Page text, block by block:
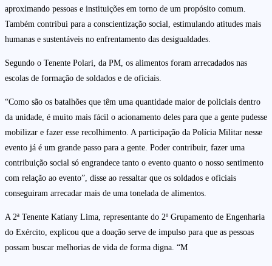
aproximando pessoas e instituições em torno de um propósito comum.
Também contribui para a conscientização social, estimulando atitudes mais
humanas e sustentáveis no enfrentamento das desigualdades.
Segundo o Tenente Polari, da PM, os alimentos foram arrecadados nas
escolas de formação de soldados e de oficiais.
“Como são os batalhões que têm uma quantidade maior de policiais dentro
da unidade, é muito mais fácil o acionamento deles para que a gente pudesse
mobilizar e fazer esse recolhimento. A participação da Polícia Militar nesse
evento já é um grande passo para a gente. Poder contribuir, fazer uma
contribuição social só engrandece tanto o evento quanto o nosso sentimento
com relação ao evento”, disse ao ressaltar que os soldados e oficiais
conseguiram arrecadar mais de uma tonelada de alimentos.
A 2ª Tenente Katiany Lima, representante do 2º Grupamento de Engenharia
do Exército, explicou que a doação serve de impulso para que as pessoas
possam buscar melhorias de vida de forma digna. “M